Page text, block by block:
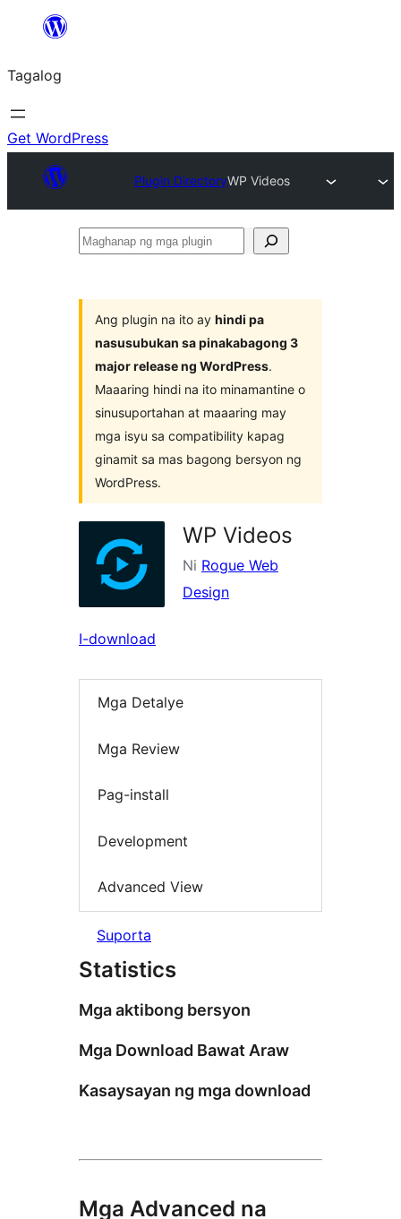
Lumaktaw
sa
content
Tagalog
Get WordPress
Plugin DirectoryWP Videos
Maghanap
plugin
Ang plugin na ito ay hindi pa
nasusubukan sa pinakabagong 3
major release ng WordPress.
Maaaring hindi na ito minamantine o
sinusuportahan at maaaring may
mga isyu sa compatibility kapag
ginamit sa mas bagong bersyon ng
WordPress.
WP Videos
Ni Rogue Web
Design
I-download
Mga Detalye
Mga Review
Pag-install
Development
Advanced View
Suporta
Statistics
Mga aktibong bersyon
Mga Download Bawat Araw
Kasaysayan ng mga download
Mga Advanced na